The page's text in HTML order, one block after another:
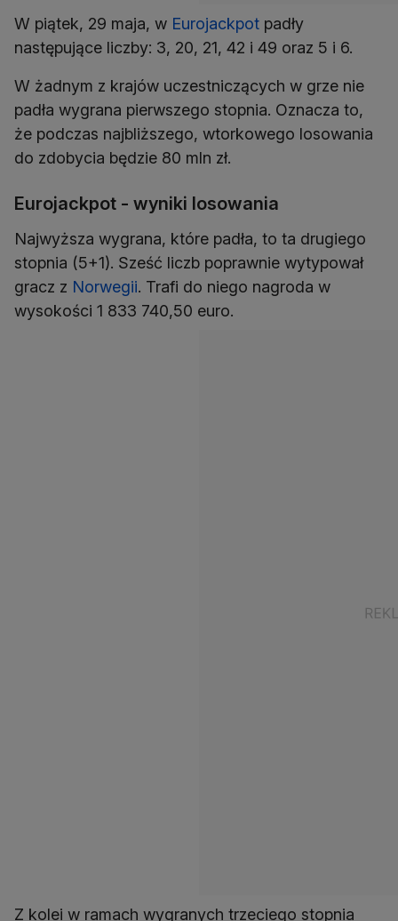
W piątek, 29 maja, w Eurojackpot padły
następujące liczby: 3, 20, 21, 42 i 49 oraz 5 i 6.
W żadnym z krajów uczestniczących w grze nie
padła wygrana pierwszego stopnia. Oznacza to,
że podczas najbliższego, wtorkowego losowania
do zdobycia będzie 80 mln zł.
Eurojackpot - wyniki losowania
Najwyższa wygrana, które padła, to ta drugiego
stopnia (5+1). Sześć liczb poprawnie wytypował
gracz z Norwegii. Trafi do niego nagroda w
wysokości 1 833 740,50 euro.
Z kolei w ramach wygranych trzeciego stopnia